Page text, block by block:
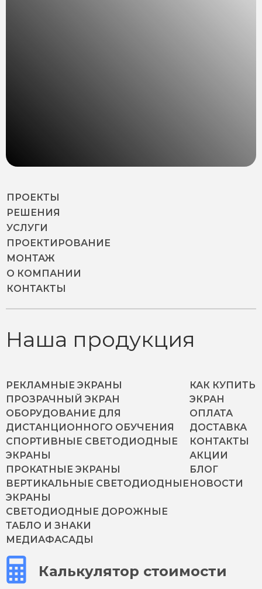
ПРОЕКТЫ
РЕШЕНИЯ
УСЛУГИ
ПРОЕКТИРОВАНИЕ
МОНТАЖ
О КОМПАНИИ
КОНТАКТЫ
Наша продукция
РЕКЛАМНЫЕ ЭКРАНЫ
ПРОЗРАЧНЫЙ ЭКРАН
ОБОРУДОВАНИЕ ДЛЯ
ДИСТАНЦИОННОГО ОБУЧЕНИЯ
СПОРТИВНЫЕ СВЕТОДИОДНЫЕ
ЭКРАНЫ
ПРОКАТНЫЕ ЭКРАНЫ
ВЕРТИКАЛЬНЫЕ СВЕТОДИОДНЫЕ
ЭКРАНЫ
СВЕТОДИОДНЫЕ ДОРОЖНЫЕ
ТАБЛО И ЗНАКИ
МЕДИАФАСАДЫ
КАК КУПИТЬ
ЭКРАН
ОПЛАТА
ДОСТАВКА
КОНТАКТЫ
АКЦИИ
БЛОГ
НОВОСТИ
Калькулятор стоимости